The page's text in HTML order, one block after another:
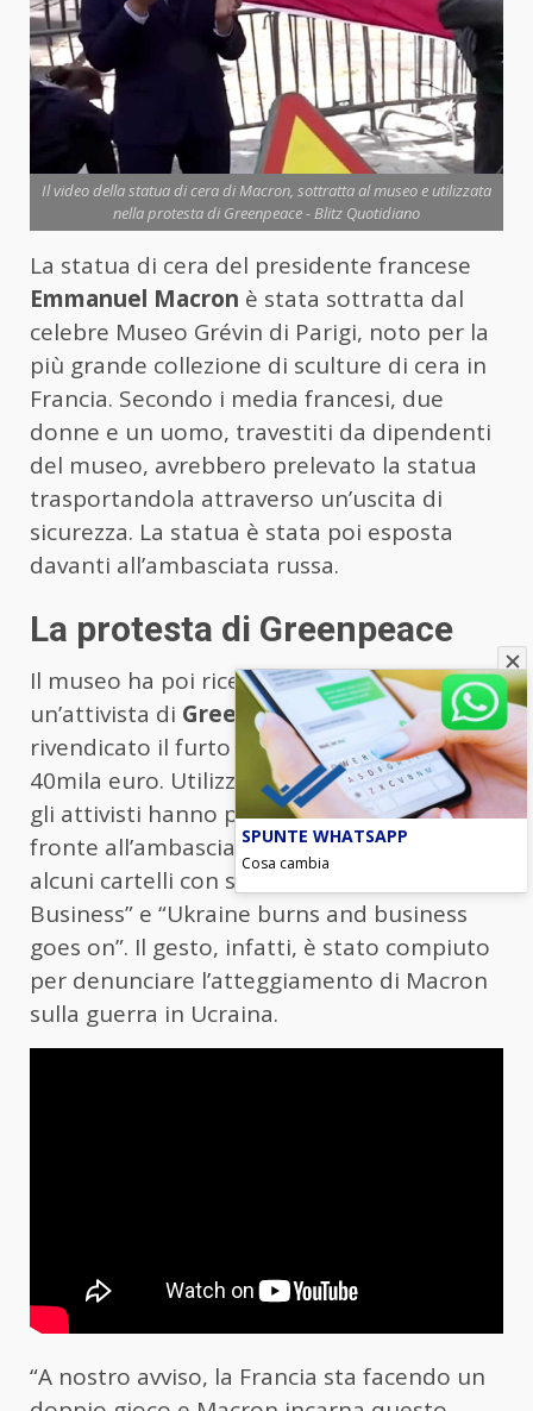
Il video della statua di cera di Macron, sottratta al museo e utilizzata
nella protesta di Greenpeace - Blitz Quotidiano
La statua di cera del presidente francese
Emmanuel Macron è stata sottratta dal
celebre Museo Grévin di Parigi, noto per la
più grande collezione di sculture di cera in
Francia. Secondo i media francesi, due
donne e un uomo, travestiti da dipendenti
del museo, avrebbero prelevato la statua
trasportandola attraverso un’uscita di
sicurezza. La statua è stata poi esposta
davanti all’ambasciata russa.
La protesta di Greenpeace
Il museo ha poi ricevuto una telefonata da
un’attivista di Greenpeace, che ha
rivendicato il furto della statua dal valore di
40mila euro. Utilizzata per la loro protesta,
gli attivisti hanno posizionato la statua di
fronte all’ambasciata russa accanto ad
alcuni cartelli con scritto “Business is
Business” e “Ukraine burns and business
goes on”. Il gesto, infatti, è stato compiuto
per denunciare l’atteggiamento di Macron
sulla guerra in Ucraina.
“A nostro avviso, la Francia sta facendo un
SPUNTE WHATSAPP
Cosa cambia